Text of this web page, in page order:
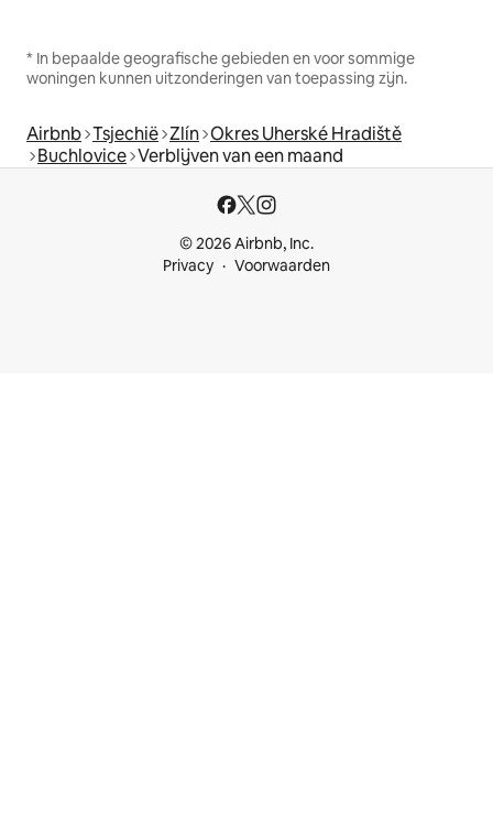
* In bepaalde geografische gebieden en voor sommige
woningen kunnen uitzonderingen van toepassing zijn.
Airbnb Tsjechië Zlín Okres Uherské Hradiště
Buchlovice Verblijven van een maand
© 2026 Airbnb, Inc.
Privacy
Voorwaarden